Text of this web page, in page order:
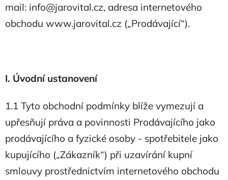
mail: info@jarovital.cz, adresa internetového
obchodu www.jarovital.cz („Prodávající“).
I. Úvodní ustanovení
1.1 Tyto obchodní podmínky blíže vymezují a
upřesňují práva a povinnosti Prodávajícího jako
prodávajícího a fyzické osoby - spotřebitele jako
kupujícího („Zákazník“) při uzavírání kupní
smlouvy prostřednictvím internetového obchodu